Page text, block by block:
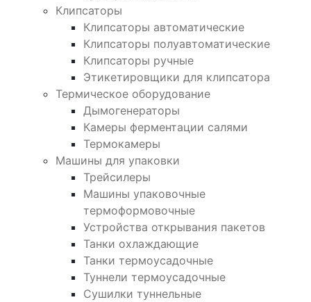
Клипсаторы
Клипсаторы автоматические
Клипсаторы полуавтоматические
Клипсаторы ручные
Этикетировщики для клипсатора
Термическое оборудование
Дымогенераторы
Камеры ферментации салями
Термокамеры
Машины для упаковки
Трейсилеры
Машины упаковочные
термоформовочные
Устройства открывания пакетов
Танки охлаждающие
Танки термоусадочные
Туннели термоусадочные
Сушилки туннельные